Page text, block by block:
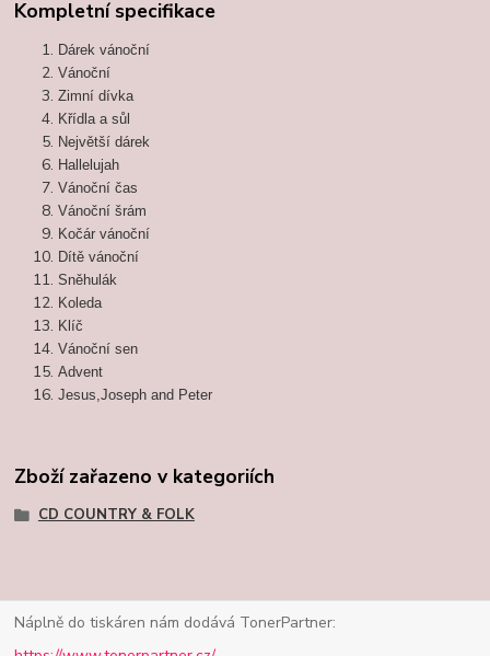
Kompletní specifikace
Dárek vánoční
Vánoční
Zimní dívka
Křídla a sůl
Největší dárek
Hallelujah
Vánoční čas
Vánoční šrám
Kočár vánoční
Dítě vánoční
Sněhulák
Koleda
Klíč
Vánoční sen
Advent
Jesus,Joseph and Peter
Zboží zařazeno v kategoriích
CD COUNTRY & FOLK
Náplně do tiskáren nám dodává TonerPartner: